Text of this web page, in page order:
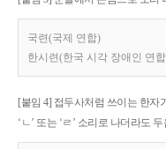
국련(국제 연합)
한시련(한국 시각 장애인 연
[붙임 4] 접두사처럼 쓰이는 한자
‘ㄴ’ 또는 ‘ㄹ’ 소리로 나더라도